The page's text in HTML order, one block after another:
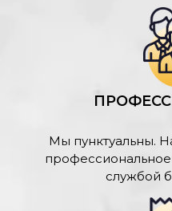
Мы пунктуальны.
службой